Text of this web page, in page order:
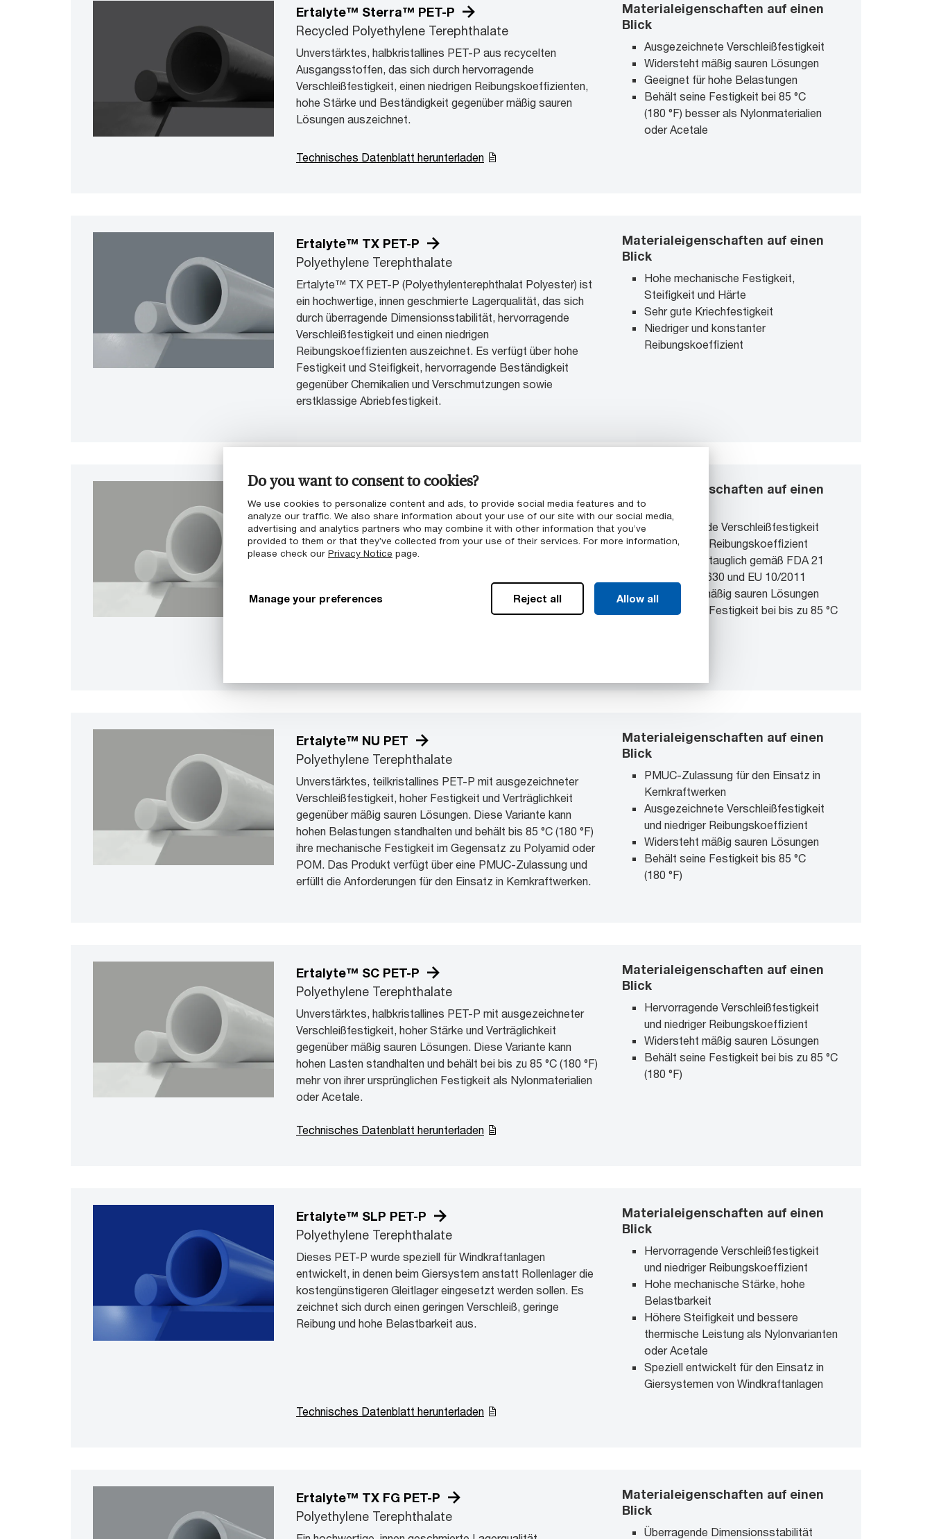
Do you want to consent to cookies?
We use cookies to personalize content and ads, to provide social media features and to
analyze our traffic. We also share information about your use of our site with our social media,
advertising and analytics partners who may combine it with other information that you’ve
provided to them or that they’ve collected from your use of their services. For more information,
please check our Privacy Notice page.
Manage your preferences Reject all Allow all
Ertalyte™ Sterra™ PET-P
Recycled Polyethylene Terephthalate
Unverstärktes, halbkristallines PET-P aus recycelten
Ausgangsstoffen, das sich durch hervorragende
Verschleißfestigkeit, einen niedrigen Reibungskoeffizienten,
hohe Stärke und Beständigkeit gegenüber mäßig sauren
Lösungen auszeichnet.
Materialeigenschaften auf einen
Blick
Ausgezeichnete Verschleißfestigkeit
Widersteht mäßig sauren Lösungen
Geeignet für hohe Belastungen
Behält seine Festigkeit bei 85 °C
(180 °F) besser als Nylonmaterialien
oder Acetale
Technisches Datenblatt herunterladen
Ertalyte™ TX PET-P
Polyethylene Terephthalate
Ertalyte™ TX PET-P (Polyethylenterephthalat Polyester) ist
ein hochwertige, innen geschmierte Lagerqualität, das sich
durch überragende Dimensionsstabilität, hervorragende
Verschleißfestigkeit und einen niedrigen
Reibungskoeffizienten auszeichnet. Es verfügt über hohe
Festigkeit und Steifigkeit, hervorragende Beständigkeit
gegenüber Chemikalien und Verschmutzungen sowie
erstklassige Abriebfestigkeit.
Materialeigenschaften auf einen
Blick
Hohe mechanische Festigkeit,
Steifigkeit und Härte
Sehr gute Kriechfestigkeit
Niedriger und konstanter
Reibungskoeffizient
Polyethylene Terephthalate
Unverstärktes, halbkristallines, lebensmitteltaugliches PET-P
mit ausgezeichneter Verschleißfestigkeit, hoher Stärke und
kann hohen Lasten standhalten und behält bei bis zu 85°C
(180°F) mehr von ihrer ursprünglichen Festigkeit als
Materialeigenschaften auf einen
Blick
Hervorragende Verschleißfestigkeit
und niedriger Reibungskoeffizient
Lebensmitteltauglich gemäß FDA 21
CFR § 177.1630 und EU 10/2011
Widersteht mäßig sauren Lösungen
Behält seine Festigkeit bei bis zu 85 °C
Ertalyte™ NU PET
Polyethylene Terephthalate
Unverstärktes, teilkristallines PET-P mit ausgezeichneter
Verschleißfestigkeit, hoher Festigkeit und Verträglichkeit
gegenüber mäßig sauren Lösungen. Diese Variante kann
hohen Belastungen standhalten und behält bis 85 °C (180 °F)
ihre mechanische Festigkeit im Gegensatz zu Polyamid oder
POM. Das Produkt verfügt über eine PMUC-Zulassung und
erfüllt die Anforderungen für den Einsatz in Kernkraftwerken.
Materialeigenschaften auf einen
Blick
PMUC-Zulassung für den Einsatz in
Kernkraftwerken
Ausgezeichnete Verschleißfestigkeit
und niedriger Reibungskoeffizient
Widersteht mäßig sauren Lösungen
Behält seine Festigkeit bis 85 °C
(180 °F)
Ertalyte™ SC PET-P
Polyethylene Terephthalate
Unverstärktes, halbkristallines PET-P mit ausgezeichneter
Verschleißfestigkeit, hoher Stärke und Verträglichkeit
gegenüber mäßig sauren Lösungen. Diese Variante kann
hohen Lasten standhalten und behält bei bis zu 85 °C (180 °F)
mehr von ihrer ursprünglichen Festigkeit als Nylonmaterialien
oder Acetale.
Materialeigenschaften auf einen
Blick
Hervorragende Verschleißfestigkeit
und niedriger Reibungskoeffizient
Widersteht mäßig sauren Lösungen
Behält seine Festigkeit bei bis zu 85 °C
(180 °F)
Technisches Datenblatt herunterladen
Ertalyte™ SLP PET-P
Polyethylene Terephthalate
Dieses PET-P wurde speziell für Windkraftanlagen
entwickelt, in denen beim Giersystem anstatt Rollenlager die
kostengünstigeren Gleitlager eingesetzt werden sollen. Es
zeichnet sich durch einen geringen Verschleiß, geringe
Reibung und hohe Belastbarkeit aus.
Materialeigenschaften auf einen
Blick
Hervorragende Verschleißfestigkeit
und niedriger Reibungskoeffizient
Hohe mechanische Stärke, hohe
Belastbarkeit
Höhere Steifigkeit und bessere
thermische Leistung als Nylonvarianten
oder Acetale
Speziell entwickelt für den Einsatz in
Giersystemen von Windkraftanlagen
Technisches Datenblatt herunterladen
Ertalyte™ TX FG PET-P
Polyethylene Terephthalate
Materialeigenschaften auf einen
Blick
Überragende Dimensionsstabilität